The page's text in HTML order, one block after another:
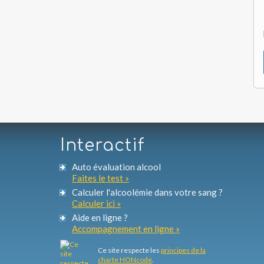
Interactif
Auto évaluation alcool
Faites le test »
Calculer l'alcoolémie dans votre sang ?
Calculer ici »
Aide en ligne ?
Accompagnement en ligne »
Ce site respecte les principes de la
charte HONcode